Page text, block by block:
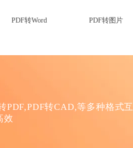
PDF转Word PDF转图片
PDF,PDF转CAD,等多种格式互
效